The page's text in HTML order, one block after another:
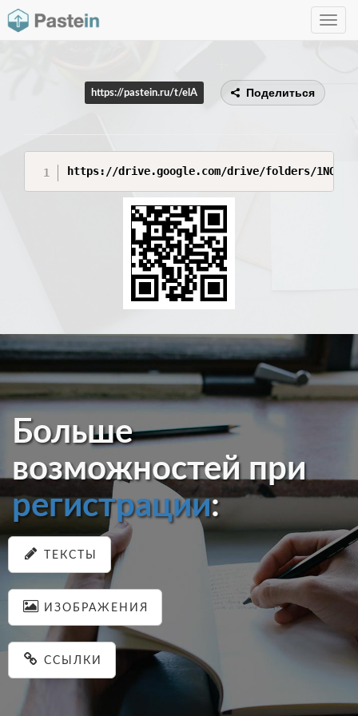
Toggle
https://pastein.ru/t/elA Поделиться
https://drive.google.com/drive/folders/1NQ-
Больше
возможностей при
регистрации:
ТЕКСТЫ
ИЗОБРАЖЕНИЯ
ССЫЛКИ